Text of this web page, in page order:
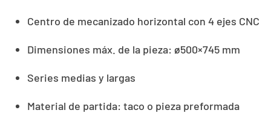
Centro de mecanizado horizontal con 4 ejes CNC
Dimensiones máx. de la pieza: ø500×745 mm
Series medias y largas
Material de partida: taco o pieza preformada